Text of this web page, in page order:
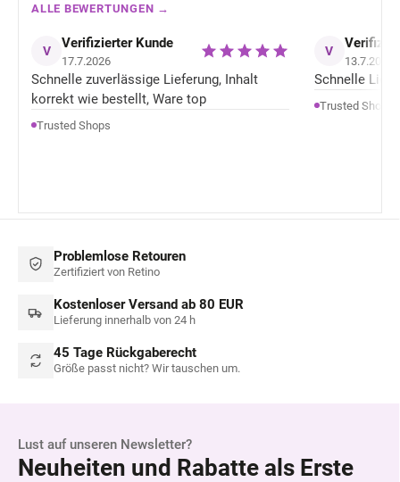
ALLE BEWERTUNGEN →
V Verifizierter Kunde
17.7.2026
Schnelle zuverlässige Lieferung, Inhalt
korrekt wie bestellt, Ware top
Trusted Shops
V
13.7.2026
Schnelle
Trusted Shops
Problemlose Retouren
Zertifiziert von Retino
Kostenloser Versand ab 80 EUR
Lieferung innerhalb von 24 h
45 Tage Rückgaberecht
Größe passt nicht? Wir tauschen um.
Lust auf unseren Newsletter?
Neuheiten und Rabatte als Erste